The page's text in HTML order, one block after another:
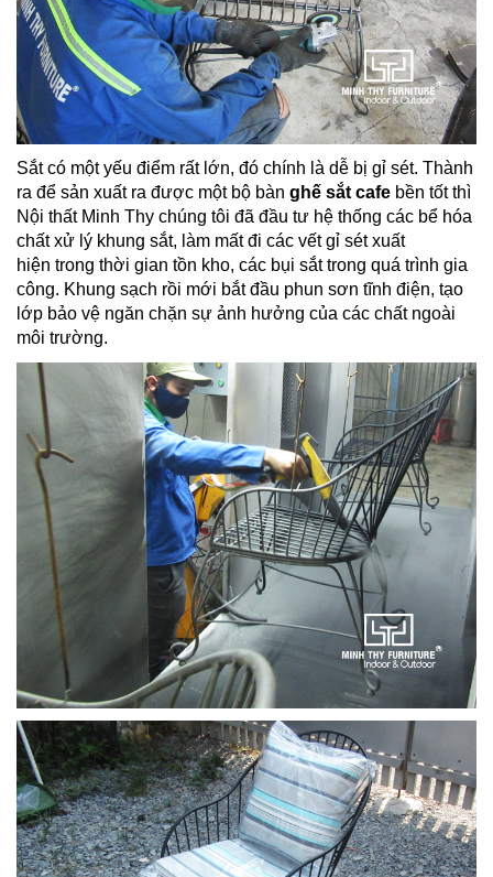
Sắt có một yếu điểm rất lớn, đó chính là dễ bị gỉ sét. Thành
ra để sản xuất ra được một bộ bàn ghế sắt cafe bền tốt thì
Nội thất Minh Thy chúng tôi đã đầu tư hệ thống các bể hóa
chất xử lý khung sắt, làm mất đi các vết gỉ sét xuất
hiện trong thời gian tồn kho, các bụi sắt trong quá trình gia
công. Khung sạch rồi mới bắt đầu phun sơn tĩnh điện, tạo
lớp bảo vệ ngăn chặn sự ảnh hưởng của các chất ngoài
môi trường.